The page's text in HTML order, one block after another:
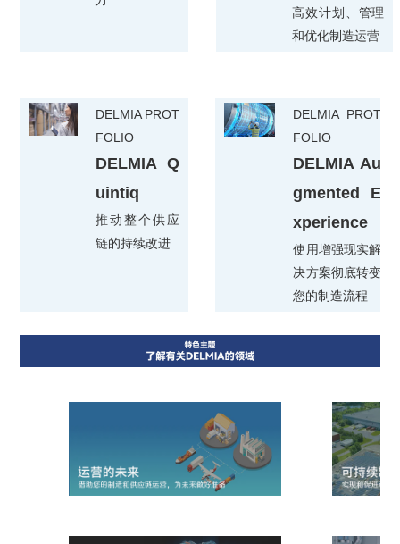
高效计划、管理
和优化制造运营
DELMIA PROT
FOLIO
DELMIA Q
uintiq
推动整个供应
链的持续改进
DELMIA PROT
FOLIO
DELMIA Au
gmented E
xperience
使用增强现实解
决方案彻底转变
您的制造流程